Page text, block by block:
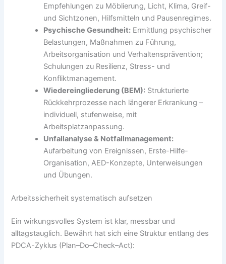
Empfehlungen zu Möblierung, Licht, Klima, Greif-
und Sichtzonen, Hilfsmitteln und Pausenregimes.
Psychische Gesundheit: Ermittlung psychischer
Belastungen, Maßnahmen zu Führung,
Arbeitsorganisation und Verhaltensprävention;
Schulungen zu Resilienz, Stress- und
Konfliktmanagement.
Wiedereingliederung (BEM): Strukturierte
Rückkehrprozesse nach längerer Erkrankung –
individuell, stufenweise, mit
Arbeitsplatzanpassung.
Unfallanalyse & Notfallmanagement:
Aufarbeitung von Ereignissen, Erste-Hilfe-
Organisation, AED-Konzepte, Unterweisungen
und Übungen.
Arbeitssicherheit systematisch aufsetzen
Ein wirkungsvolles System ist klar, messbar und
alltagstauglich. Bewährt hat sich eine Struktur entlang des
PDCA-Zyklus (Plan–Do–Check–Act):